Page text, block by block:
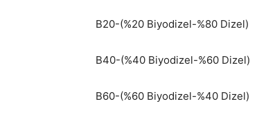
B20-(%20 Biyodizel-%80 Dizel)
B40-(%40 Biyodizel-%60 Dizel)
B60-(%60 Biyodizel-%40 Dizel)